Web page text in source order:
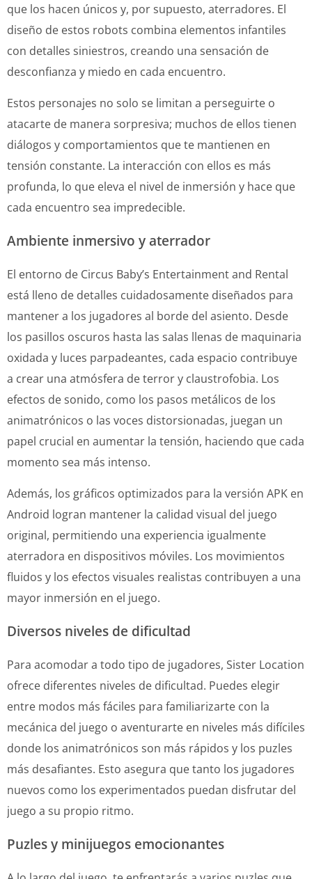
que los hacen únicos y, por supuesto, aterradores. El
diseño de estos robots combina elementos infantiles
con detalles siniestros, creando una sensación de
desconfianza y miedo en cada encuentro.
Estos personajes no solo se limitan a perseguirte o
atacarte de manera sorpresiva; muchos de ellos tienen
diálogos y comportamientos que te mantienen en
tensión constante. La interacción con ellos es más
profunda, lo que eleva el nivel de inmersión y hace que
cada encuentro sea impredecible.
Ambiente inmersivo y aterrador
El entorno de Circus Baby’s Entertainment and Rental
está lleno de detalles cuidadosamente diseñados para
mantener a los jugadores al borde del asiento. Desde
los pasillos oscuros hasta las salas llenas de maquinaria
oxidada y luces parpadeantes, cada espacio contribuye
a crear una atmósfera de terror y claustrofobia. Los
efectos de sonido, como los pasos metálicos de los
animatrónicos o las voces distorsionadas, juegan un
papel crucial en aumentar la tensión, haciendo que cada
momento sea más intenso.
Además, los gráficos optimizados para la versión APK en
Android logran mantener la calidad visual del juego
original, permitiendo una experiencia igualmente
aterradora en dispositivos móviles. Los movimientos
fluidos y los efectos visuales realistas contribuyen a una
mayor inmersión en el juego.
Diversos niveles de dificultad
Para acomodar a todo tipo de jugadores, Sister Location
ofrece diferentes niveles de dificultad. Puedes elegir
entre modos más fáciles para familiarizarte con la
mecánica del juego o aventurarte en niveles más difíciles
donde los animatrónicos son más rápidos y los puzles
más desafiantes. Esto asegura que tanto los jugadores
nuevos como los experimentados puedan disfrutar del
juego a su propio ritmo.
Puzles y minijuegos emocionantes